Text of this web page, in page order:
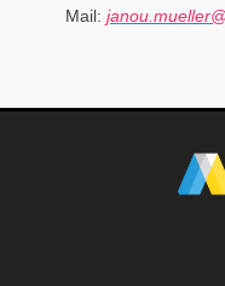
Mail: